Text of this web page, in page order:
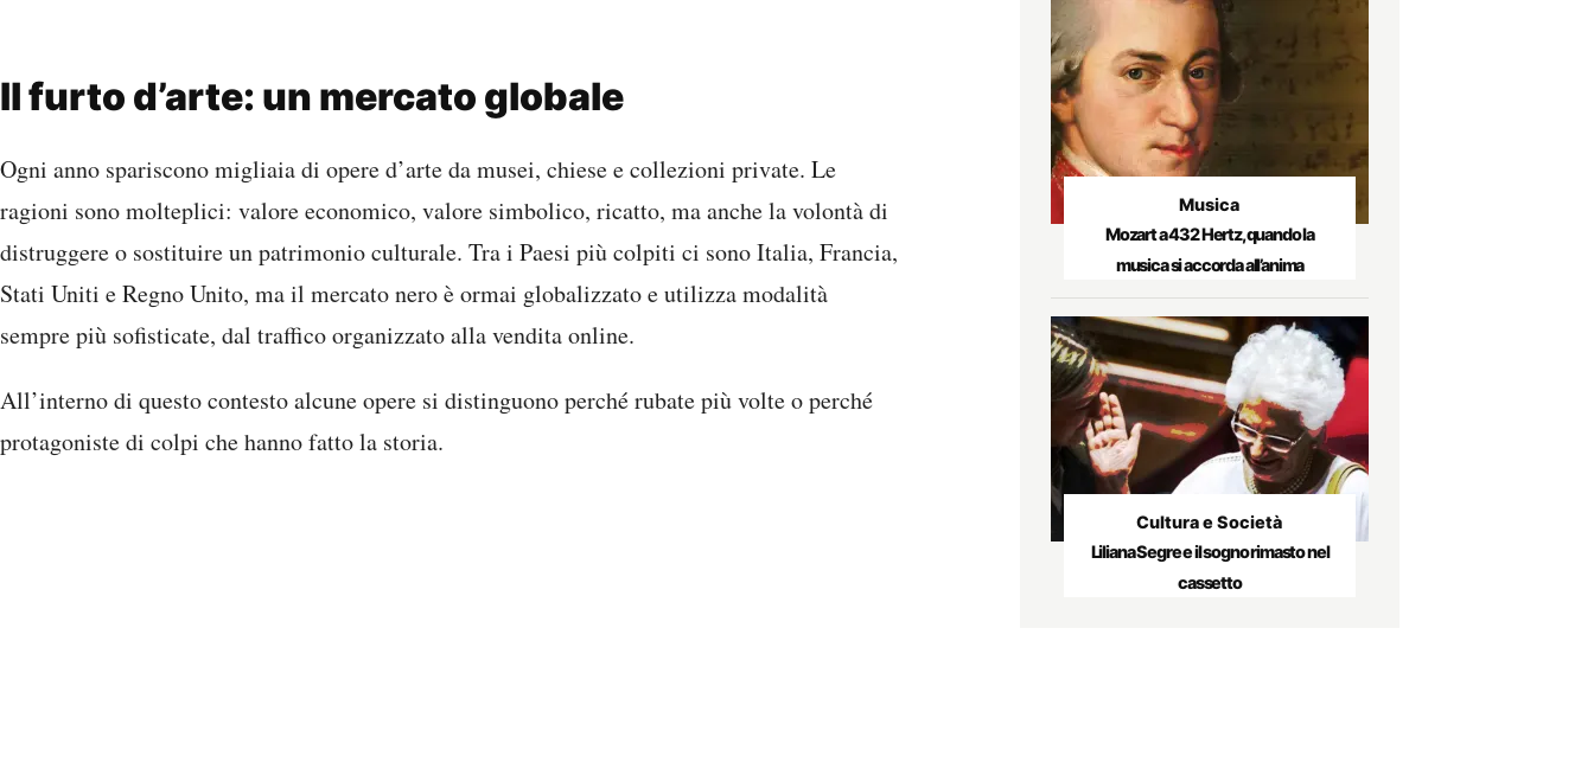
Il furto d’arte: un mercato globale
Ogni anno spariscono migliaia di opere d’arte da musei, chiese e collezioni private. Le
ragioni sono molteplici: valore economico, valore simbolico, ricatto, ma anche la volontà di
distruggere o sostituire un patrimonio culturale. Tra i Paesi più colpiti ci sono Italia, Francia,
Stati Uniti e Regno Unito, ma il mercato nero è ormai globalizzato e utilizza modalità
sempre più sofisticate, dal traffico organizzato alla vendita online.
All’interno di questo contesto alcune opere si distinguono perché rubate più volte o perché
protagoniste di colpi che hanno fatto la storia.
Musica
Mozart a 432 Hertz, quando la
musica si accorda all’anima
Cultura e Società
Liliana Segre e il sogno rimasto nel
cassetto